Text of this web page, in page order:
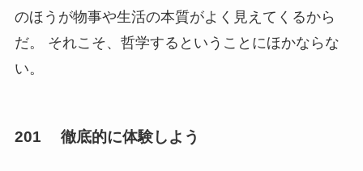
のほうが物事や生活の本質がよく見えてくるから
だ。 それこそ、哲学するということにほかならな
い。
201 徹底的に体験しよう